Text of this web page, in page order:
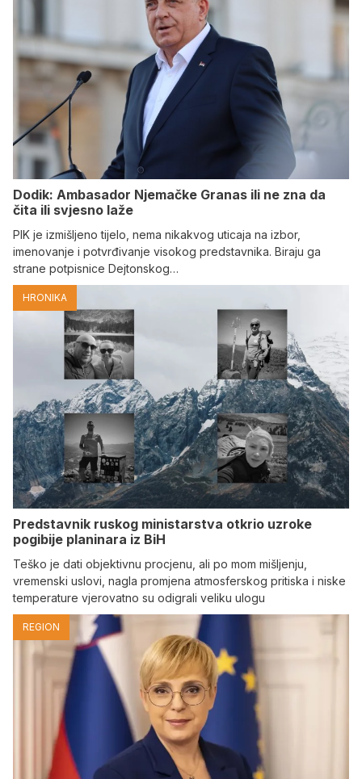
Dodik: Ambasador Njemačke Granas ili ne zna da
čita ili svjesno laže
PIK je izmišljeno tijelo, nema nikakvog uticaja na izbor,
imenovanje i potvrđivanje visokog predstavnika. Biraju ga
strane potpisnice Dejtonskog…
HRONIKA
Predstavnik ruskog ministarstva otkrio uzroke
pogibije planinara iz BiH
Teško je dati objektivnu procjenu, ali po mom mišljenju,
vremenski uslovi, nagla promjena atmosferskog pritiska i niske
temperature vjerovatno su odigrali veliku ulogu
REGION